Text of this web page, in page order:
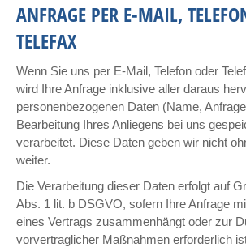
ANFRAGE PER E-MAIL,
TELEFAX
Wenn Sie uns per E-Mail, Telefon oder
wird Ihre Anfrage inklusive aller daraus
personenbezogenen Daten (Name,
Bearbeitung Ihres Anliegens bei uns
verarbeitet. Diese Daten geben wir nicht
weiter.
Die Verarbeitung dieser Daten erfolgt auf
Abs. 1 lit. b DSGVO, sofern Ihre Anfrage
eines Vertrags zusammenhängt oder zur
vorvertraglicher Maßnahmen erforderlich